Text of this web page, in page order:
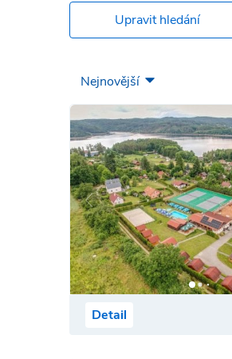
Upravit hledání
Detail